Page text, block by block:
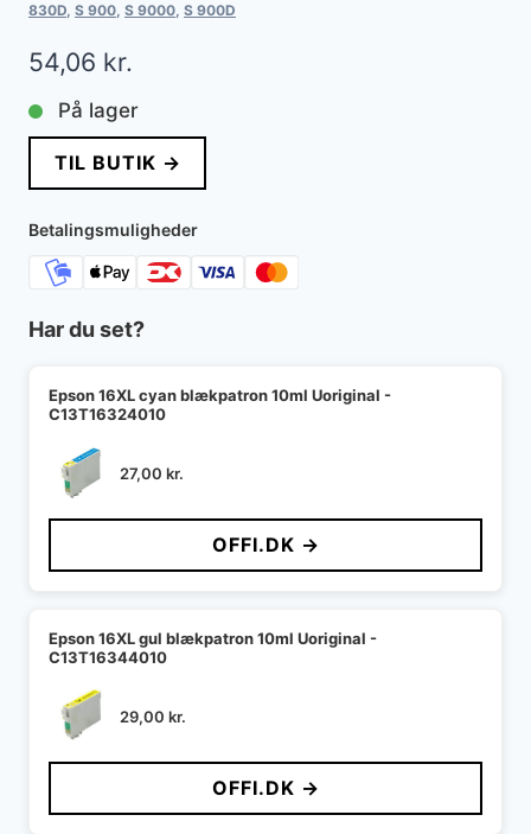
830D, S 900, S 9000, S 900D
54,06 kr.
På lager
TIL BUTIK →
Betalingsmuligheder
Har du set?
Epson 16XL cyan blækpatron 10ml Uoriginal -
C13T16324010
27,00 kr.
OFFI.DK →
Epson 16XL gul blækpatron 10ml Uoriginal -
C13T16344010
29,00 kr.
OFFI.DK →